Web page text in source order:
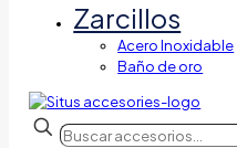
Zarcillos
Acero Inoxidable
Baño de oro